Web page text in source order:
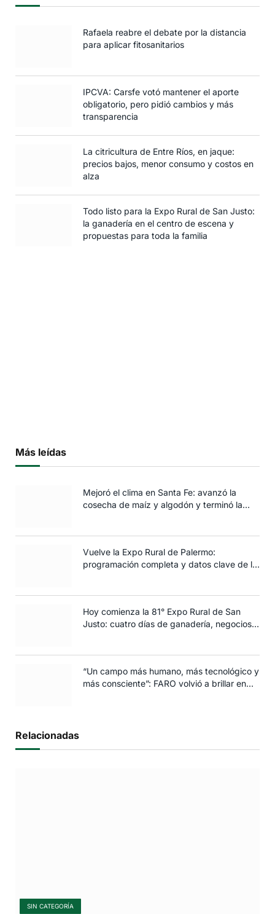
Rafaela reabre el debate por la distancia
para aplicar fitosanitarios
IPCVA: Carsfe votó mantener el aporte
obligatorio, pero pidió cambios y más
transparencia
La citricultura de Entre Ríos, en jaque:
precios bajos, menor consumo y costos en
alza
Todo listo para la Expo Rural de San Justo:
la ganadería en el centro de escena y
propuestas para toda la familia
Más leídas
Mejoró el clima en Santa Fe: avanzó la
cosecha de maíz y algodón y terminó la
Vuelve la Expo Rural de Palermo:
programación completa y datos clave de la
Hoy comienza la 81° Expo Rural de San
Justo: cuatro días de ganadería, negocios y
“Un campo más humano, más tecnológico y
más consciente”: FARO volvió a brillar en
Relacionadas
SIN CATEGORÍA